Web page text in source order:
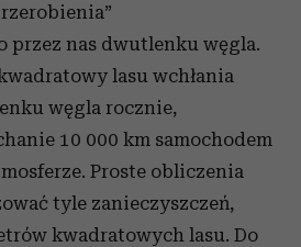
przez nas dwutlenku węgla.
lasu wchłania
węgla rocznie,
10 000 km samochodem
Proste obliczenia
tyle zanieczyszczeń,
kwadratowych lasu. Do